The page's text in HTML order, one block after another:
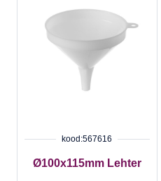
kood:567616
Ø100x115mm Lehter